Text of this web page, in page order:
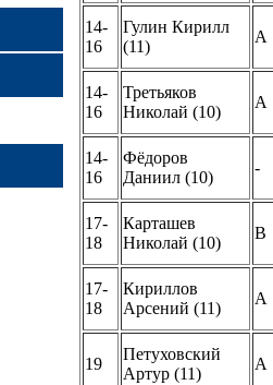
14-
16
Гулин Кирилл
(11)
A
14-
16
Третьяков
Николай (10)
A
14-
16
Фёдоров
Даниил (10)
-
17-
18
Карташев
Николай (10)
B
17-
18
Кириллов
Арсений (11)
A
19
Петуховский
Артур (11)
A